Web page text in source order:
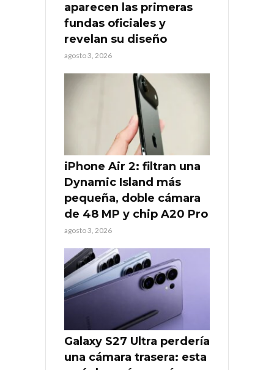
aparecen las primeras
fundas oficiales y
revelan su diseño
agosto 3, 2026
iPhone Air 2: filtran una
Dynamic Island más
pequeña, doble cámara
de 48 MP y chip A20 Pro
agosto 3, 2026
Galaxy S27 Ultra perdería
una cámara trasera: esta